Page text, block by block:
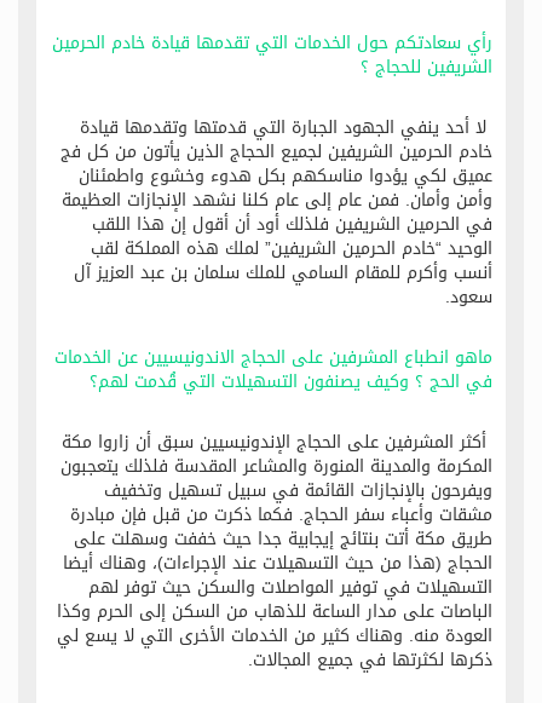
رأي سعادتكم حول الخدمات التي تقدمها قيادة خادم الحرمين
الشريفين للحجاج ؟
لا أحد ينفي الجهود الجبارة التي قدمتها وتقدمها قيادة
خادم الحرمين الشريفين لجميع الحجاج الذين يأتون من كل فج
عميق لكي يؤدوا مناسكهم بكل هدوء وخشوع واطمئنان
وأمن وأمان. فمن عام إلى عام كلنا نشهد الإنجازات العظيمة
في الحرمين الشريفين فلذلك أود أن أقول إن هذا اللقب
الوحيد “خادم الحرمين الشريفين” لملك هذه المملكة لقب
أنسب وأكرم للمقام السامي للملك سلمان بن عبد العزيز آل
سعود.
ماهو انطباع المشرفين على الحجاج الاندونيسيين عن الخدمات
في الحج ؟ وكيف يصنفون التسهيلات التي قُدمت لهم؟
أكثر المشرفين على الحجاج الإندونيسيين سبق أن زاروا مكة
المكرمة والمدينة المنورة والمشاعر المقدسة فلذلك يتعجبون
ويفرحون بالإنجازات القائمة في سبيل تسهيل وتخفيف
مشقات وأعباء سفر الحجاج. فكما ذكرت من قبل فإن مبادرة
طريق مكة أتت بنتائج إيجابية جدا حيث خففت وسهلت على
الحجاج (هذا من حيث التسهيلات عند الإجراءات)، وهناك أيضا
التسهيلات في توفير المواصلات والسكن حيث توفر لهم
الباصات على مدار الساعة للذهاب من السكن إلى الحرم وكذا
العودة منه. وهناك كثير من الخدمات الأخرى التي لا يسع لي
ذكرها لكثرتها في جميع المجالات.